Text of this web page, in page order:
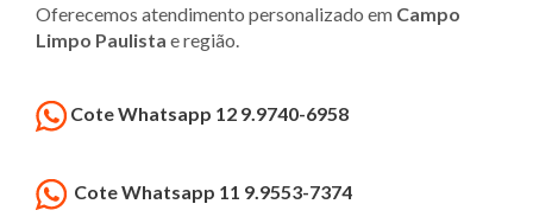
Oferecemos atendimento personalizado em Campo
Limpo Paulista e região.
Cote Whatsapp 12 9.9740-6958
Cote Whatsapp 11 9.9553-7374